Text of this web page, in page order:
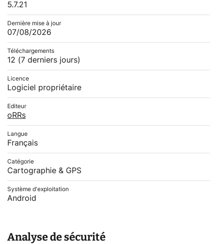
5.7.21
Dernière mise à jour
07/08/2026
Téléchargements
12 (7 derniers jours)
Licence
Logiciel propriétaire
Editeur
oRRs
Langue
Français
Catégorie
Cartographie & GPS
Système d'exploitation
Android
Analyse de sécurité